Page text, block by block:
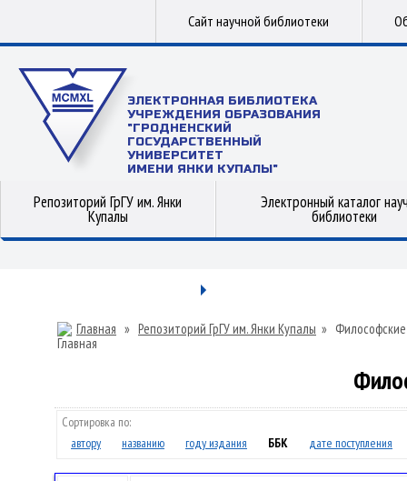
Сайт научной библиотеки
ЭЛЕКТРОННАЯ БИБЛИОТЕКА
УЧРЕЖДЕНИЯ ОБРАЗОВАНИЯ
"ГРОДНЕНСКИЙ
ГОСУДАРСТВЕННЫЙ
УНИВЕРСИТЕТ
ИМЕНИ ЯНКИ КУПАЛЫ"
Репозиторий ГрГУ им. Янки
Купалы
Электронный каталог
библиотеки
Главная » Репозиторий ГрГУ им. Янки Купалы »
Сортировка по:
автору
названию году издания ББК дате поступления